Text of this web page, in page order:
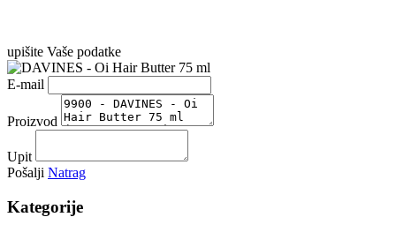
upišite Vaše podatke
E-mail
Proizvod
Upit
Pošalji Natrag
Kategorije